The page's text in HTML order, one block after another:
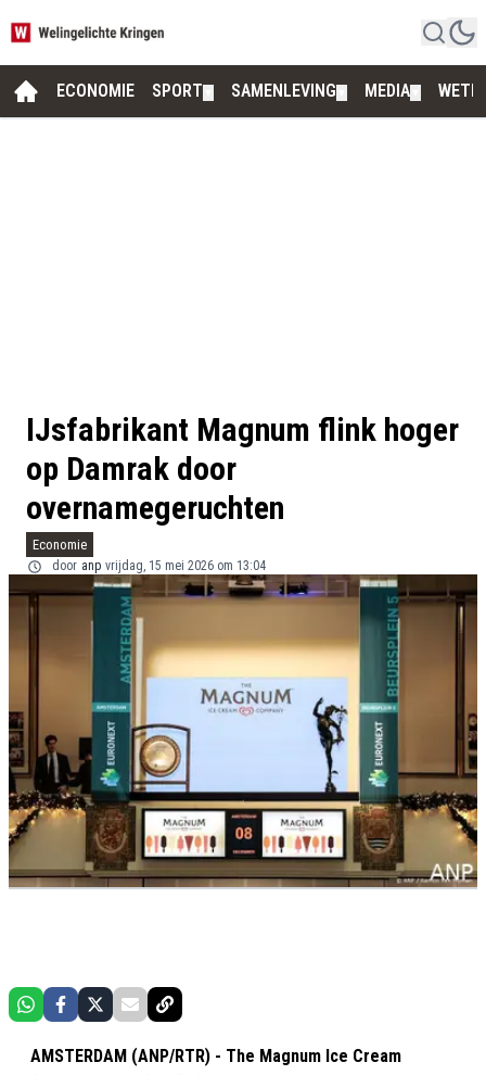
ECONOMIE SPORT SAMENLEVING MEDIA
IJsfabrikant Magnum flink hoger
op Damrak door
overnamegeruchten
Economie
door anp vrijdag, 15 mei 2026 om 13:04
AMSTERDAM (ANP/RTR) - The Magnum Ice Cream